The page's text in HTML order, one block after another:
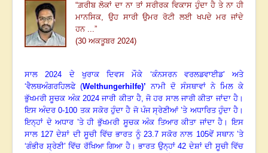
ਸੰਪਰਕ
We have 129 guests and no members online
2796491
ਇਸ ਹਫਤੇ23925
“ਗ਼ਰੀਬ ਲੋਕਾਂ ਦਾ ਨਾ ਤਾਂ ਸਰੀਰਕ ਵਿਕਾਸ ਹੁੰਦਾ ਹੈ ਤੇ ਨਾ ਹੀ
ਮਾਨਸਿਕ, ਉਹ ਸਾਰੀ ਉਮਰ ਰੋਟੀ ਲਈ ਖਪਦੇ ਮਰ ਜਾਂਦੇ
ਹਨ...”
(30 ਅਕਤੂਬਰ 2024)
ਸਾਲ2024 ਦੇ ਖੁਰਾਕ ਦਿਵਸ ਮੌਕੇ ‘ਕੰਨਸਰਨ ਵਰਲਡਵਾਈਡ’ ਅਤੇ
‘ਵੈਲਥਅੰਗਰਹਿਲਫੇ (Welthungerhilfe)’ ਨਾਮੀ ਦੋ ਸੰਸਥਾਵਾਂ ਨੇ ਮਿਲ ਕੇ
ਭੁੱਖਮਰੀ ਸੂਚਕ ਅੰਕ 2024ਜਾਰੀ ਕੀਤਾ ਹੈ, ਜੋ ਹਰ ਸਾਲ ਜਾਰੀ ਕੀਤਾ ਜਾਂਦਾ ਹੈ ।
ਇਸ ਅੰਦਰ0-100 ਤਕ ਸਕੋਰ ਹੁੰਦਾ ਹੈ ਜੋ ਪੰਜ ਸ੍ਰੇਣੀਆਂ ’ਤੇ ਅਧਾਰਿਤ ਹੁੰਦਾ ਹੈ।
ਇਨ੍ਹਾਂ ਦੇ ਅਧਾਰ ’ਤੇ ਹੀ ਭੁੱਖਮਰੀ ਸੂਚਕ ਅੰਕ ਤਿਆਰ ਕੀਤਾ ਜਾਂਦਾ ਹੈ ।ਇਸ
ਸਾਲ 127 ਦੇਸ਼ਾਂ ਦੀ ਸੂਚੀ ਵਿੱਚ ਭਾਰਤ ਨੂੰ 23.7ਸਕੋਰ ਨਾਲ 105ਵੇਂ ਸਥਾਨ ’ਤੇ
‘ਗੰਭੀਰ ਸ਼੍ਰੇਣੀ’ ਵਿੱਚ ਰੱਖਿਆ ਗਿਆ ਹੈ। ਭਾਰਤ ਉਨ੍ਹਾਂ 42 ਦੇਸ਼ਾਂ ਦੀ ਸੂਚੀ ਵਿੱਚ